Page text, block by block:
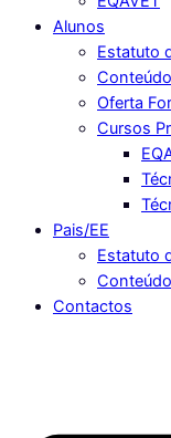
Alunos
Estatuto
Oferta
Cursos
Pais/EE
Estatuto
Contactos